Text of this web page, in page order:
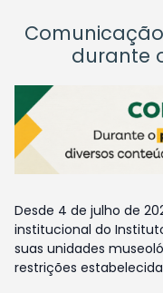
durante
Desde 4 de julho de
institucional do
suas unidades
restrições